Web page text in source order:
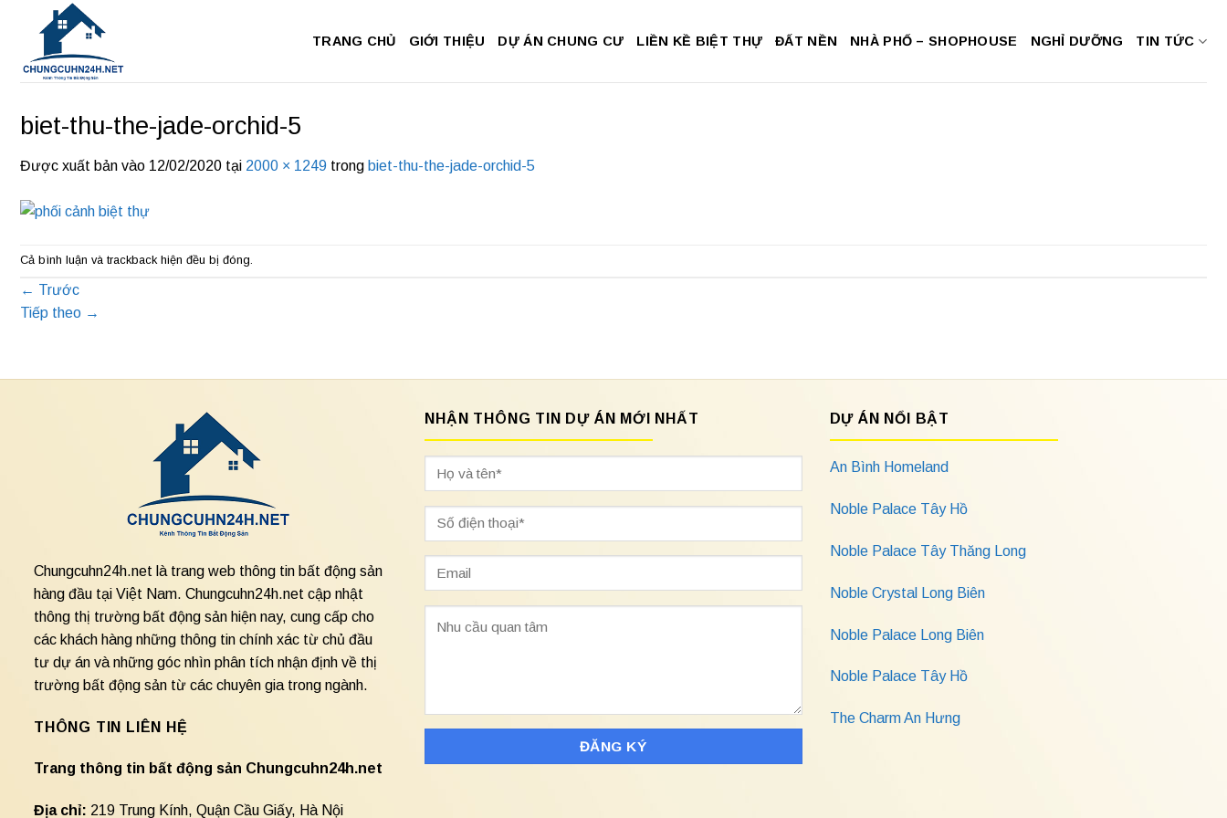
dung
TRANG CHỦ GIỚI THIỆU DỰ ÁN CHUNG CƯ LIỀN KỀ BIỆT THỰ ĐẤT NỀN NHÀ PHỐ – SHOPHOUSE NGHỈ DƯỠNG TIN TỨC
biet-thu-the-jade-orchid-5
Được xuất bản vào 12/02/2020 tại 2000 × 1249 trong biet-thu-the-jade-orchid-5
Cả bình luận và trackback hiện đều bị đóng.
← Trước
Tiếp theo →
Chungcuhn24h.net là trang web thông tin bất động sản
hàng đầu tại Việt Nam. Chungcuhn24h.net cập nhật
thông thị trường bất động sản hiện nay, cung cấp cho
các khách hàng những thông tin chính xác từ chủ đầu
tư dự án và những góc nhìn phân tích nhận định về thị
trường bất động sản từ các chuyên gia trong ngành.
THÔNG TIN LIÊN HỆ
Trang thông tin bất động sản Chungcuhn24h.net
Địa chỉ: 219 Trung Kính, Quận Cầu Giấy, Hà Nội
NHẬN THÔNG TIN DỰ ÁN MỚI NHẤT DỰ ÁN NỔI BẬT
An Bình Homeland
Noble Palace Tây Hồ
Noble Palace Tây Thăng Long
Noble Crystal Long Biên
Noble Palace Long Biên
Noble Palace Tây Hồ
The Charm An Hưng